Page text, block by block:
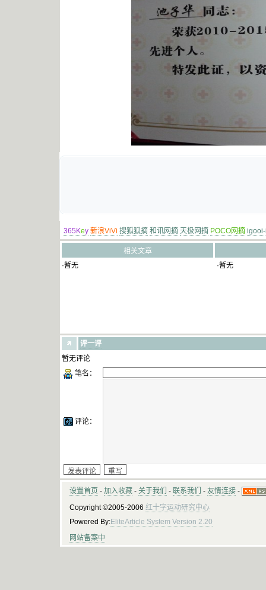
365Key 新浪ViVi 搜狐狐摘 和讯网摘 天极网摘 POCO网摘
相关文章
·暂无
·暂无
评一评
暂无评论
笔名：
评论：
设置首页 - 加入收藏 - 关于我们 - 联系我们 - 友情连接 -
Copyright ©2005-2006 红十字运动研究中心
Powered By:EliteArticle System Version 2.20
网站备案中